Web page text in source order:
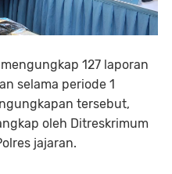
127 laporan
selama periode 1
tersebut,
oleh Ditreskrimum
jajaran.